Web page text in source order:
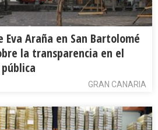
Araña en San Bartolomé
la transparencia en el
GRAN CANARIA